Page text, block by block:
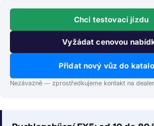
Chci testovací jízdu
Vyžádat cenovou
Přidat nový vůz do
Nezávazně — zprostředkujeme kontakt na